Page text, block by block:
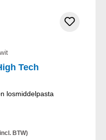
Tech
losmiddelpasta
BTW)